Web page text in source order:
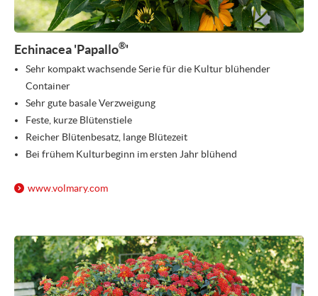
Echinacea 'Papallo®'
Sehr kompakt wachsende Serie für die Kultur blühender
Container
Sehr gute basale Verzweigung
Feste, kurze Blütenstiele
Reicher Blütenbesatz, lange Blütezeit
Bei frühem Kulturbeginn im ersten Jahr blühend
www.volmary.com